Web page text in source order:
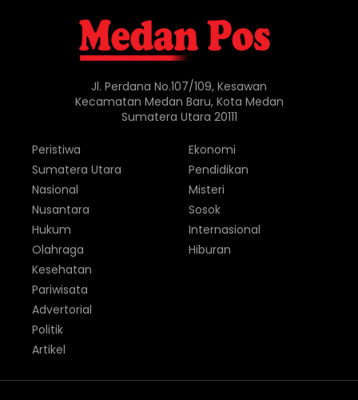
Jl. Perdana No.107/109, Kesawan
Kecamatan Medan Baru, Kota Medan
Sumatera Utara 20111
Peristiwa
Sumatera Utara
Nasional
Nusantara
Hukum
Olahraga
Ekonomi
Pendidikan
Misteri
Sosok
Internasional
Hiburan
Kesehatan
Pariwisata
Advertorial
Politik
Artikel